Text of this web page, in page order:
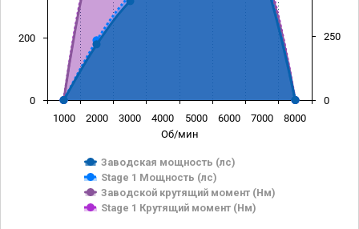
Об/мин
Заводская мощность (лс)
Stage 1 Мощность (лс)
Заводской крутящий момент (Нм)
Stage 1 Крутящий момент (Нм)
1000 2000 3000 4000 5000 6000 7000 8000
0
200
0
250